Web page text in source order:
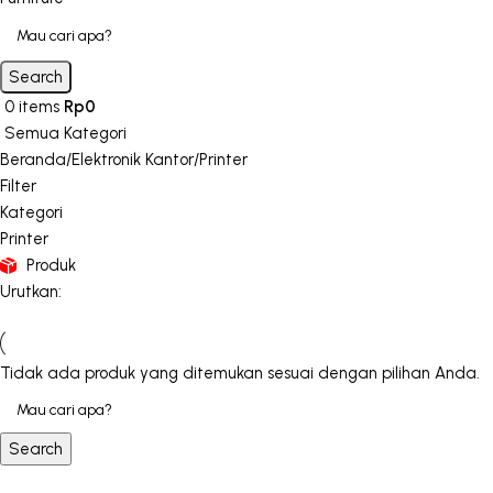
Search
0 items Rp0
Semua Kategori
Beranda Elektronik Kantor Printer
Filter
Kategori
Printer
Produk
Urutkan:
Tidak ada produk yang ditemukan sesuai dengan pilihan Anda.
Search